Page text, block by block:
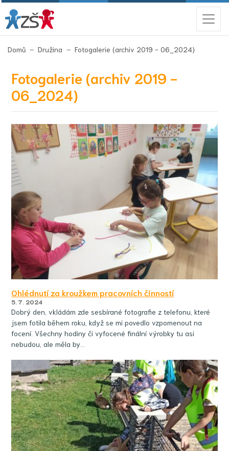
Domů Družina Fotogalerie (archiv 2019 - 06_2024)
Fotogalerie (archiv 2019 -
06_2024)
Ohlédnutí za kroužkem pracovních činností
5. 7. 2024
Dobrý den, vkládám zde sesbírané fotografie z telefonu, které
jsem fotila během roku, když se mi povedlo vzpomenout na
focení. Všechny hodiny či vyfocené finální výrobky tu asi
nebudou, ale měla by…